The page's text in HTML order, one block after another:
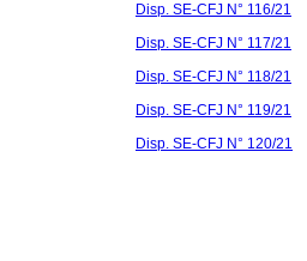
Disp. SE-CFJ N° 116/21
Disp. SE-CFJ N° 117/21
Disp. SE-CFJ N° 118/21
Disp. SE-CFJ N° 119/21
Disp. SE-CFJ N° 120/21